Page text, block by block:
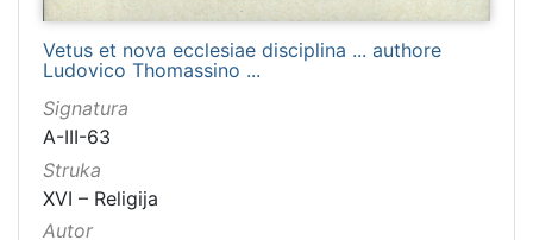
Vetus et nova ecclesiae disciplina ... authore
Ludovico Thomassino ...
Signatura
A-III-63
Struka
XVI – Religija
Autor